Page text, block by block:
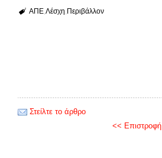
ΑΠΕ Λέσχη Περιβάλλον
Στείλτε το άρθρο
<< Επιστροφή